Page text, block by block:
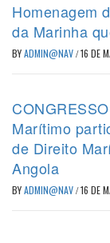
Homenagem
da Marinha
BYADMIN@NAV/16 DE
Marítimo
de Direito
Angola
BYADMIN@NAV/16 DE